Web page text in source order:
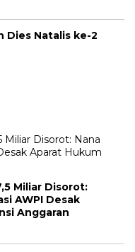
Dies Natalis ke-2
Miliar Disorot:
AWPI Desak
Anggaran